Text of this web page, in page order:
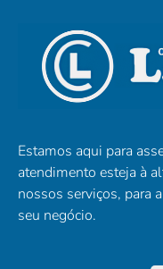
Estamos aqui para
atendimento esteja à
nossos serviços, para
seu negócio.